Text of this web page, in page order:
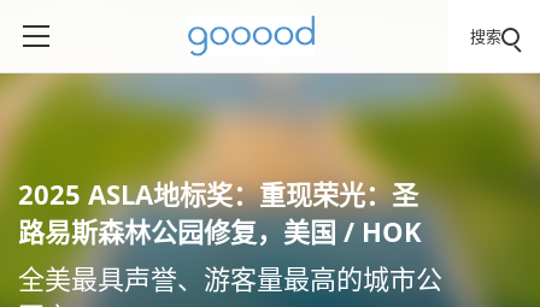
搜索
2025 ASLA地标奖：重现荣光：圣
路易斯森林公园修复，美国 / HOK
全美最具声誉、游客量最高的城市公